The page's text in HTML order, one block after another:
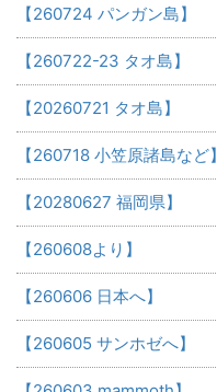
【260724 パンガン島】
【260722-23 タオ島】
【20260721 タオ島】
【260718 小笠原諸島など】
【20280627 福岡県】
【260608より】
【260606 日本へ】
【260605 サンホゼへ】